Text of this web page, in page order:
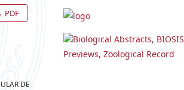
PDF
DE
Biological Abstracts, BIOSIS
Previews, Zoological Record